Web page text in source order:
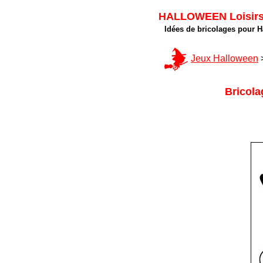
HALLOWEEN
Idées de bricolages pour
Jeux Halloween